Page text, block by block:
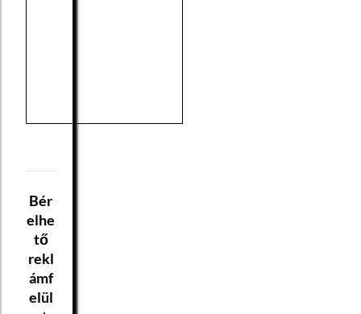
Bér
elhe
tő
rekl
ámf
elül